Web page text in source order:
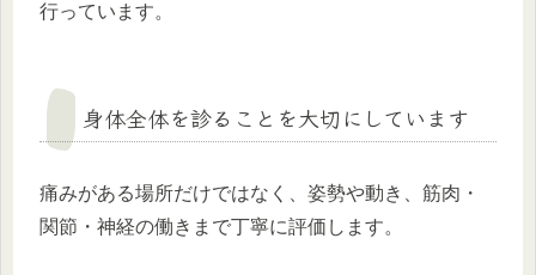
行っています。
身体全体を診ることを大切にしています
痛みがある場所だけではなく、姿勢や動き、筋肉・
関節・神経の働きまで丁寧に評価します。